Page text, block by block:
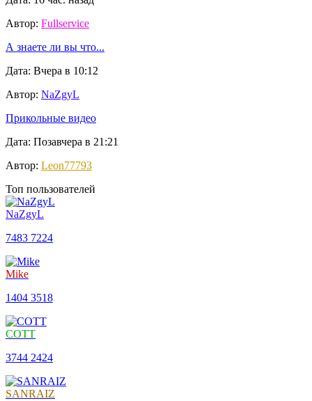
Автор: Fullservice
А знаете ли вы что...
Дата: Вчера в 10:12
Автор: NaZgyL
Прикольные видео
Дата: Позавчера в 21:21
Автор: Leon77793
Топ пользователей
NaZgyL
7483 7224
Mike
1404 3518
COTT
3744 2424
SANRAIZ